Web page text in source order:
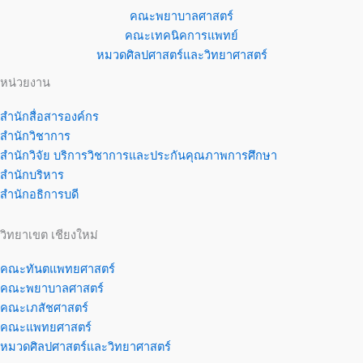
คณะพยาบาลศาสตร์
คณะเทคนิคการแพทย์
หมวดศิลปศาสตร์และวิทยาศาสตร์
หน่วยงาน
สำนักสื่อสารองค์กร
สำนักวิชาการ
สำนักวิจัย บริการวิชาการและประกันคุณภาพการศึกษา
สำนักบริหาร
สำนักอธิการบดี
วิทยาเขต เชียงใหม่
คณะทันตแพทยศาสตร์
คณะพยาบาลศาสตร์
คณะเภสัชศาสตร์
คณะแพทยศาสตร์
หมวดศิลปศาสตร์และวิทยาศาสตร์